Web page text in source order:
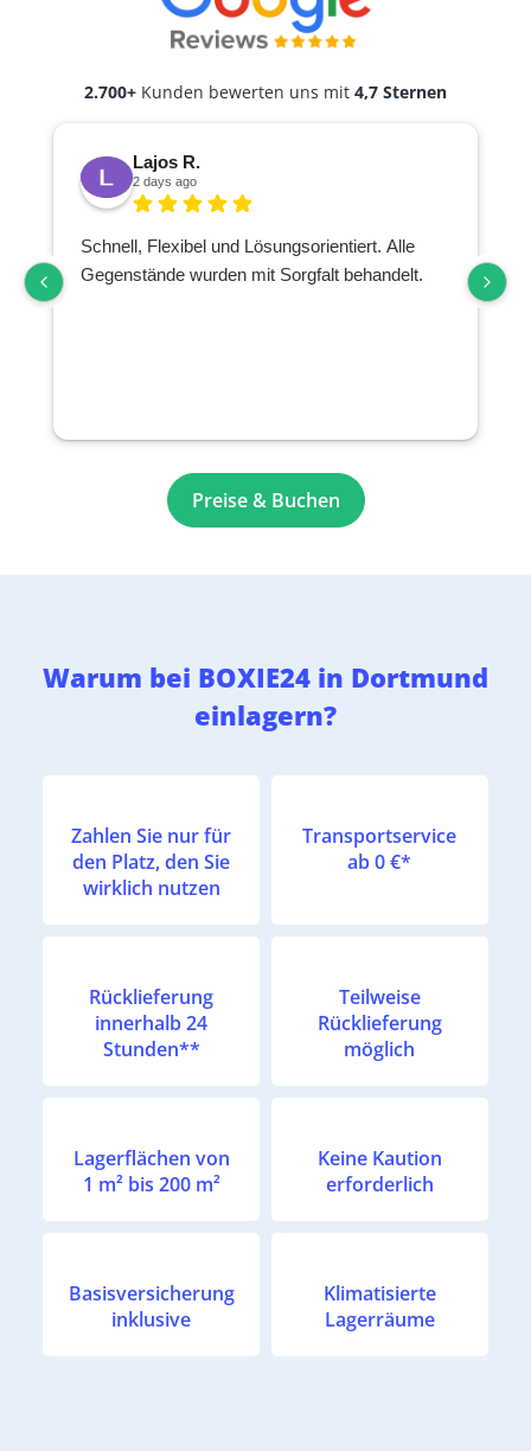
2.700+ Kunden bewerten uns mit 4,7 Sternen
Lajos R.
2 days ago
Schnell, Flexibel und Lösungsorientiert. Alle
Gegenstände wurden mit Sorgfalt behandelt.
Preise & Buchen
Warum bei BOXIE24 in Dortmund
einlagern?
Zahlen Sie nur für
den Platz, den Sie
wirklich nutzen
Transportservice
ab 0 €*
Rücklieferung
innerhalb 24
Stunden**
Teilweise
Rücklieferung
möglich
Lagerflächen von
1 m² bis 200 m²
Keine Kaution
erforderlich
Basisversicherung
inklusive
Klimatisierte
Lagerräume